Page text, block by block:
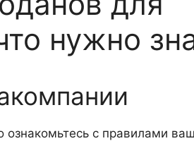
нужно
ознакомьтесь с правилами